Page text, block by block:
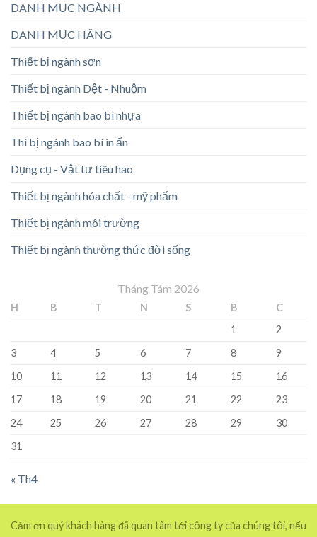
DANH MỤC NGÀNH
DANH MỤC HÃNG
Thiết bị ngành sơn
Thiết bị ngành Dệt - Nhuộm
Thiết bị ngành bao bì nhựa
Thí bị ngành bao bì in ấn
Dụng cụ - Vật tư tiêu hao
Thiết bị ngành hóa chất - mỹ phẩm
Thiết bị ngành môi trường
Thiết bị ngành thường thức đời sống
Tháng Tám 2026
H B T N S B
C
1
2
3
4 5 6 7 8
9
10
11 12 13 14 15
16
17
18 19 20 21 22
23
24
25 26 27 28 29
30
31
« Th4
Cảm ơn quý khách hàng đã quan tâm tới công ty của chúng tôi, nếu